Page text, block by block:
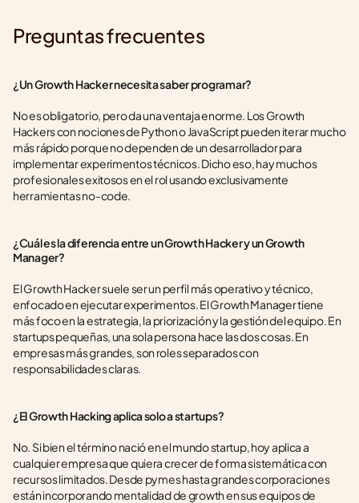
Preguntas frecuentes
¿Un Growth Hacker necesita saber programar?
No es obligatorio, pero da una ventaja enorme. Los Growth
Hackers con nociones de Python o JavaScript pueden iterar mucho
más rápido porque no dependen de un desarrollador para
implementar experimentos técnicos. Dicho eso, hay muchos
profesionales exitosos en el rol usando exclusivamente
herramientas no-code.
¿Cuál es la diferencia entre un Growth Hacker y un Growth
Manager?
El Growth Hacker suele ser un perfil más operativo y técnico,
enfocado en ejecutar experimentos. El Growth Manager tiene
más foco en la estrategia, la priorización y la gestión del equipo. En
startups pequeñas, una sola persona hace las dos cosas. En
empresas más grandes, son roles separados con
responsabilidades claras.
¿El Growth Hacking aplica solo a startups?
No. Si bien el término nació en el mundo startup, hoy aplica a
cualquier empresa que quiera crecer de forma sistemática con
recursos limitados. Desde pymes hasta grandes corporaciones
están incorporando mentalidad de growth en sus equipos de